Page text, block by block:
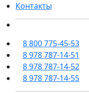
Контакты
8 800 775-45-53
8 978 787-14-51
8 978 787-14-52
8 978 787-14-55